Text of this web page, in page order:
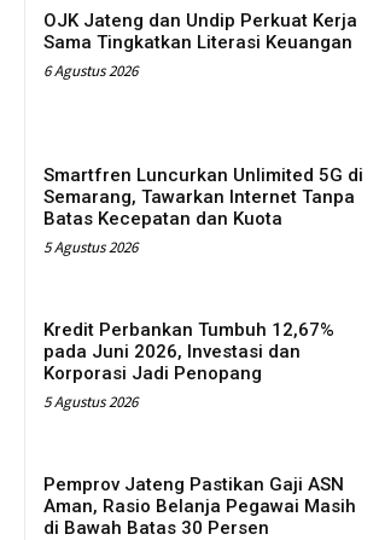
OJK Jateng dan Undip Perkuat Kerja
Sama Tingkatkan Literasi Keuangan
6 Agustus 2026
Smartfren Luncurkan Unlimited 5G di
Semarang, Tawarkan Internet Tanpa
Batas Kecepatan dan Kuota
5 Agustus 2026
Kredit Perbankan Tumbuh 12,67%
pada Juni 2026, Investasi dan
Korporasi Jadi Penopang
5 Agustus 2026
Pemprov Jateng Pastikan Gaji ASN
Aman, Rasio Belanja Pegawai Masih
di Bawah Batas 30 Persen